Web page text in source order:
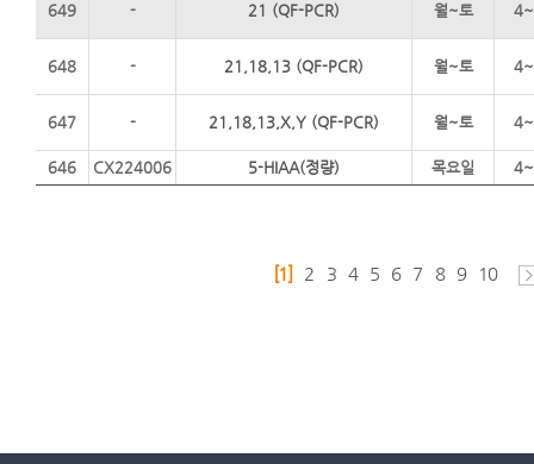
649 - 21 (QF-PCR) 월~토
648 - 21,18,13 (QF-PCR) 월~토
647 - 21,18,13,X,Y (QF-PCR) 월~토
646 CX224006 5-HIAA(정량) 목요일
[1] 2 3 4 5 6 7 8 9 10